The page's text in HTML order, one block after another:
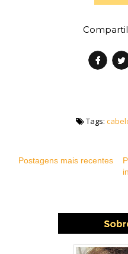
Tags:
Postagens mais recentes